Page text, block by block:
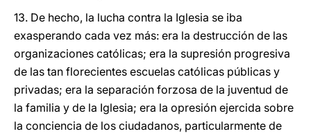
13. De hecho, la lucha contra la Iglesia se iba
exasperando cada vez más: era la destrucción de las
organizaciones católicas; era la supresión progresiva
de las tan florecientes escuelas católicas públicas y
privadas; era la separación forzosa de la juventud de
la familia y de la Iglesia; era la opresión ejercida sobre
la conciencia de los ciudadanos, particularmente de